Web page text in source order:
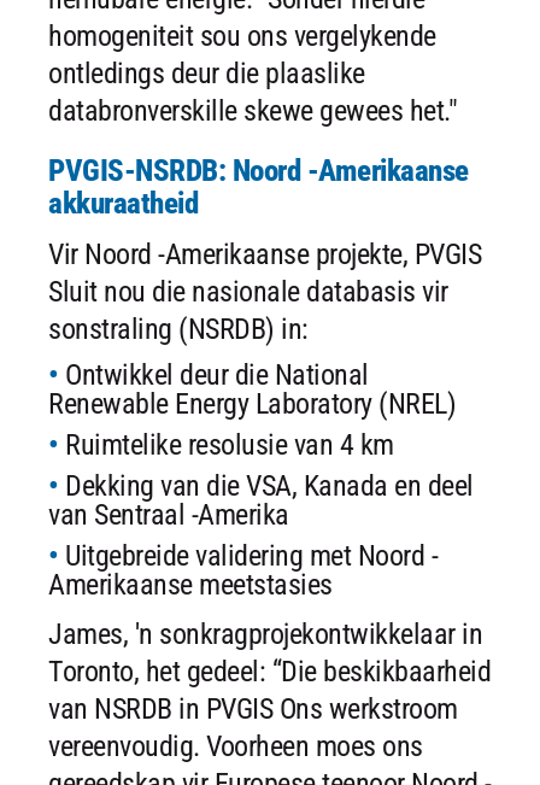
homogeniteit sou ons vergelykende
ontledings deur die plaaslike
databronverskille skewe gewees het."
PVGIS-NSRDB: Noord -Amerikaanse
akkuraatheid
Vir Noord -Amerikaanse projekte, PVGIS
Sluit nou die nasionale databasis vir
sonstraling (NSRDB) in:
Ontwikkel deur die National
Renewable Energy Laboratory (NREL)
Ruimtelike resolusie van 4 km
Dekking van die VSA, Kanada en deel
van Sentraal -Amerika
Uitgebreide validering met Noord -
Amerikaanse meetstasies
James, 'n sonkragprojekontwikkelaar in
Toronto, het gedeel: “Die beskikbaarheid
van NSRDB in PVGIS Ons werkstroom
vereenvoudig. Voorheen moes ons